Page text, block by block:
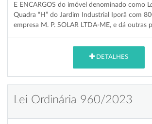
E ENCARGOS do imóvel denominado como
Quadra “H” do Jardim Industrial Iporã com
empresa M. P. SOLAR LTDA-ME, e dá outras
DETALHES
Lei Ordinária 960/2023